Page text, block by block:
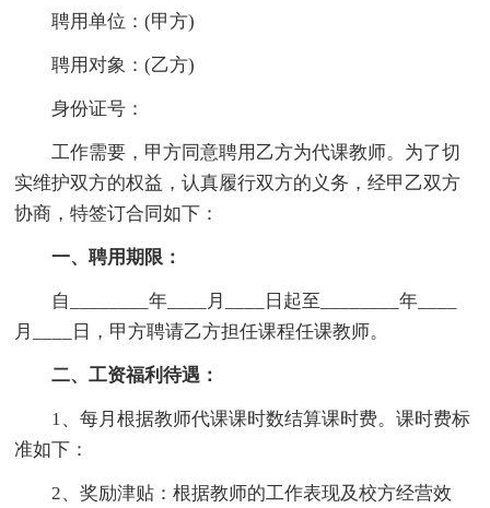
聘用单位：(甲方)
聘用对象：(乙方)
身份证号：
工作需要，甲方同意聘用乙方为代课教师。为了切
实维护双方的权益，认真履行双方的义务，经甲乙双方
协商，特签订合同如下：
一、聘用期限：
自________年____月____日起至________年____
月____日，甲方聘请乙方担任课程任课教师。
二、工资福利待遇：
1、每月根据教师代课课时数结算课时费。课时费标
准如下：
2、奖励津贴：根据教师的工作表现及校方经营效